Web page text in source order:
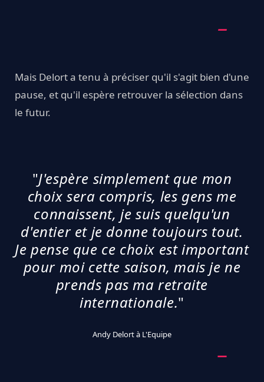
Mais Delort a tenu à préciser qu'il s'agit bien d'une
pause, et qu'il espère retrouver la sélection dans
le futur.
"J'espère simplement que mon
choix sera compris, les gens me
connaissent, je suis quelqu'un
d'entier et je donne toujours tout.
Je pense que ce choix est important
pour moi cette saison, mais je ne
prends pas ma retraite
internationale."
Andy Delort à L'Equipe